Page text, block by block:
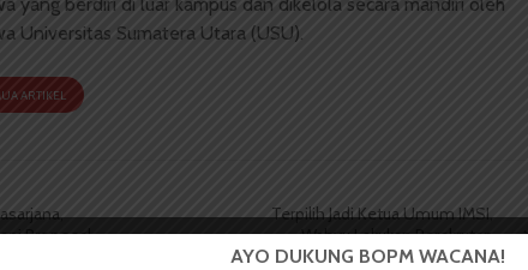
Universitas Sumatera Utara (USU).
ARTIKEL
Proposal
Terpilih Jadi Ketua Umum IMSI,
Wahyu Lakukan Perekrutan
Pengurus
AYO DUKUNG BOPM WACANA!